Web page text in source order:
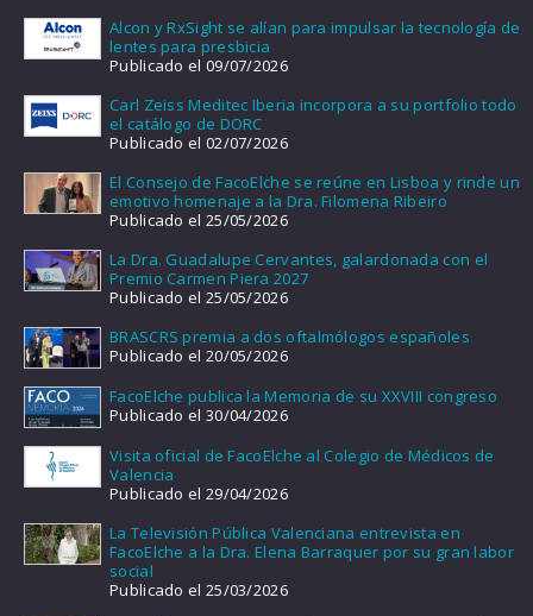
Alcon y RxSight se alían para impulsar la tecnología de
lentes para presbicia
Publicado el 09/07/2026
Carl Zeiss Meditec Iberia incorpora a su portfolio todo
el catálogo de DORC
Publicado el 02/07/2026
El Consejo de FacoElche se reúne en Lisboa y rinde un
emotivo homenaje a la Dra. Filomena Ribeiro
Publicado el 25/05/2026
La Dra. Guadalupe Cervantes, galardonada con el
Premio Carmen Piera 2027
Publicado el 25/05/2026
BRASCRS premia a dos oftalmólogos españoles
Publicado el 20/05/2026
FacoElche publica la Memoria de su XXVIII congreso
Publicado el 30/04/2026
Visita oficial de FacoElche al Colegio de Médicos de
Valencia
Publicado el 29/04/2026
La Televisión Pública Valenciana entrevista en
FacoElche a la Dra. Elena Barraquer por su gran labor
social
Publicado el 25/03/2026